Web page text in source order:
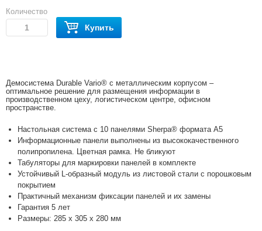
Количество
Купить
Демосистема Durable Vario® с металлическим корпусом –
оптимальное решение для размещения информации в
производственном цеху, логистическом центре, офисном
пространстве.
Настольная система с 10 панелями Sherpa® формата А5
Информационные панели выполнены из высококачественного
полипропилена. Цветная рамка. Не бликуют
Табуляторы для маркировки панелей в комплекте
Устойчивый L-образный модуль из листовой стали с порошковым
покрытием
Практичный механизм фиксации панелей и их замены
Гарантия 5 лет
Размеры: 285 x 305 x 280 мм